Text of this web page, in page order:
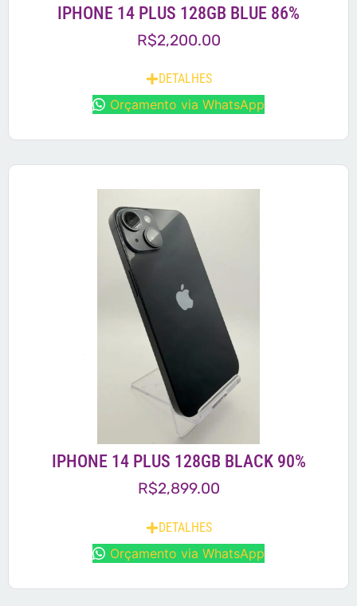
IPHONE 14 PLUS 128GB BLUE 86%
R$2,200.00
DETALHES
Orçamento via WhatsApp
IPHONE 14 PLUS 128GB BLACK 90%
R$2,899.00
DETALHES
Orçamento via WhatsApp